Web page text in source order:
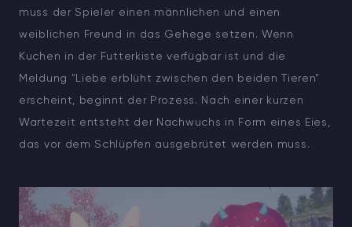
muss der Spieler einen männlichen und einen
weiblichen Freund in das Gehege setzen. Wenn
Kuchen in der Futterkiste verfügbar ist und die
Meldung "Liebe erblüht zwischen den beiden Tieren"
erscheint, beginnt der Prozess. Nach einer kurzen
Wartezeit entsteht der Nachwuchs in Form eines Eies,
das vor dem Schlüpfen ausgebrütet werden muss.